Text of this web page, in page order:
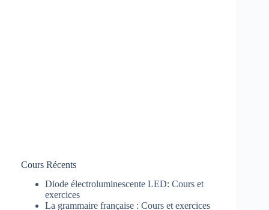
Cours Récents
Diode électroluminescente LED: Cours et
exercices
La grammaire française : Cours et exercices